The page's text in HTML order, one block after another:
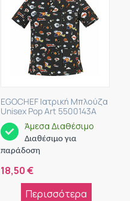
EGOCHEF Ιατρική Μπλούζα
Unisex Pop Art 5500143A
Άμεσα Διαθέσιμο
Διαθέσιμο για
παράδοση
18,50€
Περισσότερα